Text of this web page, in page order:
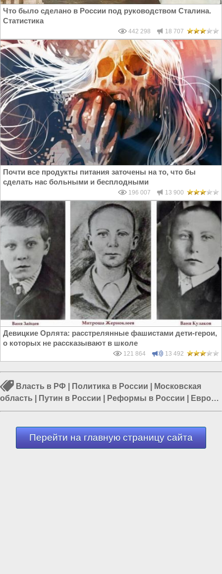
Что было сделано в России под руководством Сталина.
Статистика
442 298 18 707
Почти все продукты питания заточены на то, что бы
сделать нас больными и бесплодными
196 007 13 900
Девицкие Орлята: расстрелянные фашистами дети-герои,
о которых не рассказывают в школе
121 864 13 492
Власть в РФ Политика в России
Московская
область
Путин в России Реформы в России
Европа
и Украина|События в России
Перейти на главную страницу сайта